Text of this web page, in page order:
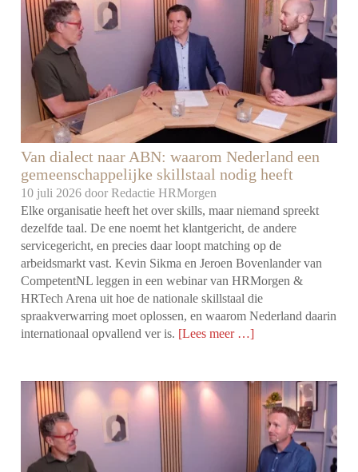
Van dialect naar ABN: waarom Nederland een
gemeenschappelijke skillstaal nodig heeft
10 juli 2026 doorRedactie HRMorgen
Elke organisatie heeft het over skills, maar niemand spreekt
dezelfde taal. De ene noemt het klantgericht, de andere
servicegericht, en precies daar loopt matching op de
arbeidsmarkt vast. Kevin Sikma en Jeroen Bovenlander van
CompetentNL leggen in een webinar van HRMorgen &
HRTech Arena uit hoe de nationale skillstaal die
spraakverwarring moet oplossen, en waarom Nederland daarin
internationaal opvallend ver is. [Lees meer …]